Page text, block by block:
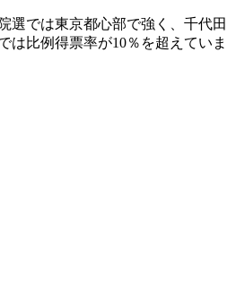
選では東京都心部で強く、千代田
は比例得票率が10％を超えていま